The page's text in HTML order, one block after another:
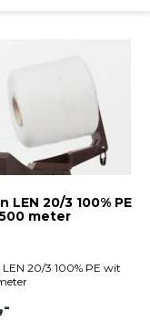
LEN 20/3 100% PE
meter
LEN 20/3 100% PE wit